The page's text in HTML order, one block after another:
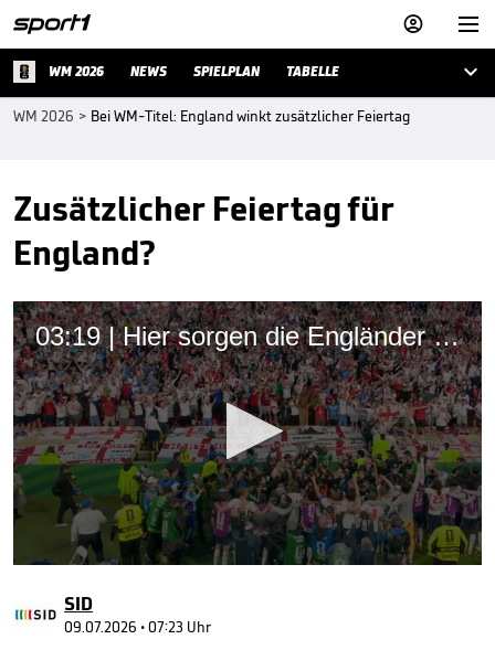


WM 2026 NEWS SPIELPLAN TABELLE 
WM 2026 > Bei WM-Titel: England winkt zusätzlicher Feiertag
Zusätzlicher Feiertag für
England?
03:19 | Hier sorgen die Engländer für echte Gänsehaut-Momente
of
3
SID
09.07.2026 • 07:23 Uhr